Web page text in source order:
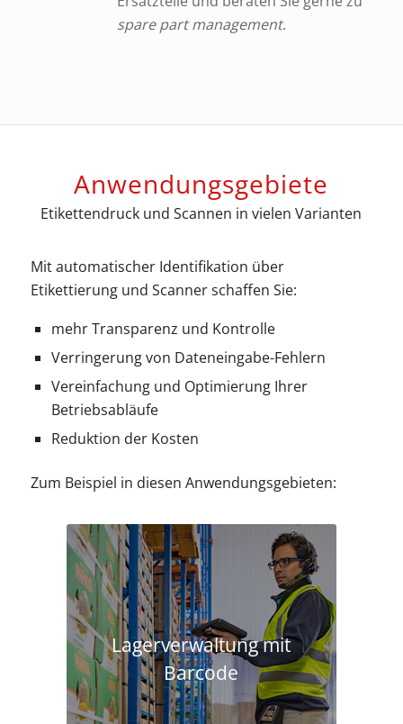
spare part management.
Anwendungsgebiete
Etikettendruck und Scannen in vielen Varianten
Mit automatischer Identifikation über
Etikettierung und Scanner schaffen Sie:
mehr Transparenz und Kontrolle
Verringerung von Dateneingabe-Fehlern
Vereinfachung und Optimierung Ihrer
Betriebsabläufe
Reduktion der Kosten
Zum Beispiel in diesen Anwendungsgebieten:
Lagerverwaltung mit
Barcode